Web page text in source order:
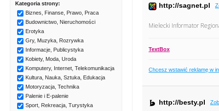
Kategoria strony:
Biznes, Finanse, Prawo, Praca
Budownictwo, Nieruchomości
Erotyka
Gry, Muzyka, Rozrywka
Informacje, Publicystyka
Kobiety, Moda, Uroda
Komputery, Internet, Telekomunikacja
Kultura, Nauka, Sztuka, Edukacja
Motoryzacja, Technika
Palenie i E-palenie
Sport, Rekreacja, Turystyka
http://sagnet.pl
Mielecki Informator
TextBox
Chcesz wstawić reklamę w
http://besty.pl